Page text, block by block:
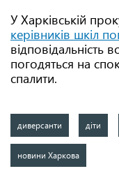
У Харківській
керівників шкіл
відповідальність
погодяться на
спалити.
диверсанти діти
новини Харкова